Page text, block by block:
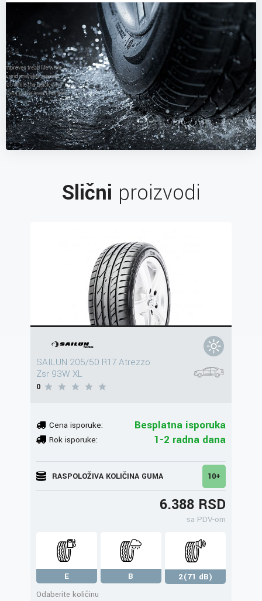
Slični proizvodi
SAILUN 205/50 R17 Atrezzo
Zsr 93W XL
0
Cena isporuke: Besplatna isporuka
Rok isporuke: 1-2 radna dana
RASPOLOŽIVA KOLIČINA GUMA 10+
6.388 RSD
sa PDV-om
E B
2(71 dB)
Odaberite količinu